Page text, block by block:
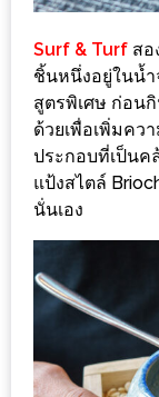
มา
ม่วน
กั๋น
บน
รวม
นวัน
แห่ง
Surf & Turf สอ
ชิ้นหนึ่งอยู่ในน้
สูตรพิเศษ ก่อน
ด้วยเพื่อเพิ่มค
ประกอบที่เป็นค
แป้งสไตล์
นั่นเอง